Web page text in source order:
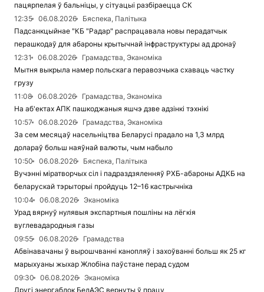
пацярпелая ў бальніцы, у сітуацыі разбіраецца СК
12:35
06.08.2026
Бяспека, Палітыка
Падсанкцыйнае "КБ "Радар" распрацавала новы перадатчык
перашкодаў для абароны крытычнай інфраструктуры ад дронаў
12:31
06.08.2026
Грамадства, Эканоміка
Мытня выкрыла намер польскага перавозчыка схаваць частку
грузу
11:08
06.08.2026
Грамадства, Эканоміка
На аб'ектах АПК пашкоджаныя яшчэ дзве адзінкі тэхнікі
10:57
06.08.2026
Грамадства, Эканоміка
За сем месяцаў насельніцтва Беларусі прадало на 1,3 млрд
долараў больш наяўнай валюты, чым набыло
10:50
06.08.2026
Бяспека, Палітыка
Вучэнні міратворчых сіл і падраздзяленняў РХБ-абароны АДКБ на
беларускай тэрыторыі пройдуць 12–16 кастрычніка
10:04
06.08.2026
Эканоміка
Урад вярнуў нулявыя экспартныя пошліны на лёгкія
вуглевадародныя газы
09:55
06.08.2026
Грамадства
Абвінавачаны ў вырошчванні канопляў і захоўванні больш як 25 кг
марыхуаны жыхар Жлобіна паўстане перад судом
09:30
06.08.2026
Эканоміка
Другі энергаблок БелАЭС вернуты ў працу